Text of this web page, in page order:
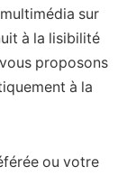
sur
à la lisibilité
proposons
à la
ou votre